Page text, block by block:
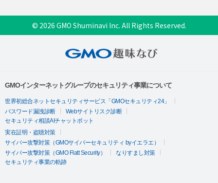
© 2026 GMO Shuminavi Inc. All Rights Reserved.